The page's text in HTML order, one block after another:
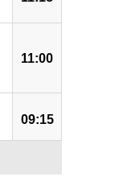
11:00
09:15